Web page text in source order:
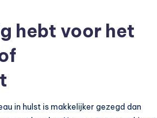
hebt voor het
in hulst is makkelijker gezegd dan